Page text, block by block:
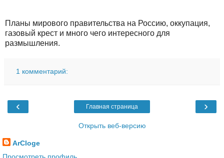
Планы мирового правительства на Россию, оккупация,
газовый крест и много чего интересного для
размышления.
1 комментарий:
‹ ›
Главная страница
Открыть веб-версию
ArCloge
Просмотреть профиль